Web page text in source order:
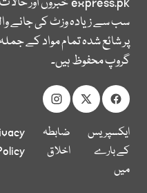
سب سے زیادہ وزٹ کی جانے
پر شائع شدہ تمام مواد کے
گروپ محفوظ ہیں۔
ایکسپریس
کے بارے
میں
ضابطہ
اخلاق